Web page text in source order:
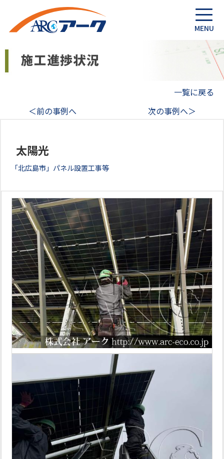
一覧に戻る
＜前の事例へ
次の事例へ＞
太陽光
「北広島市」パネル設置工事等